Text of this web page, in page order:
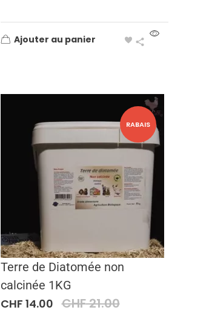
Ajouter au panier
RABAIS
Terre de Diatomée non
calcinée 1KG
CHF 14.00 CHF21.00